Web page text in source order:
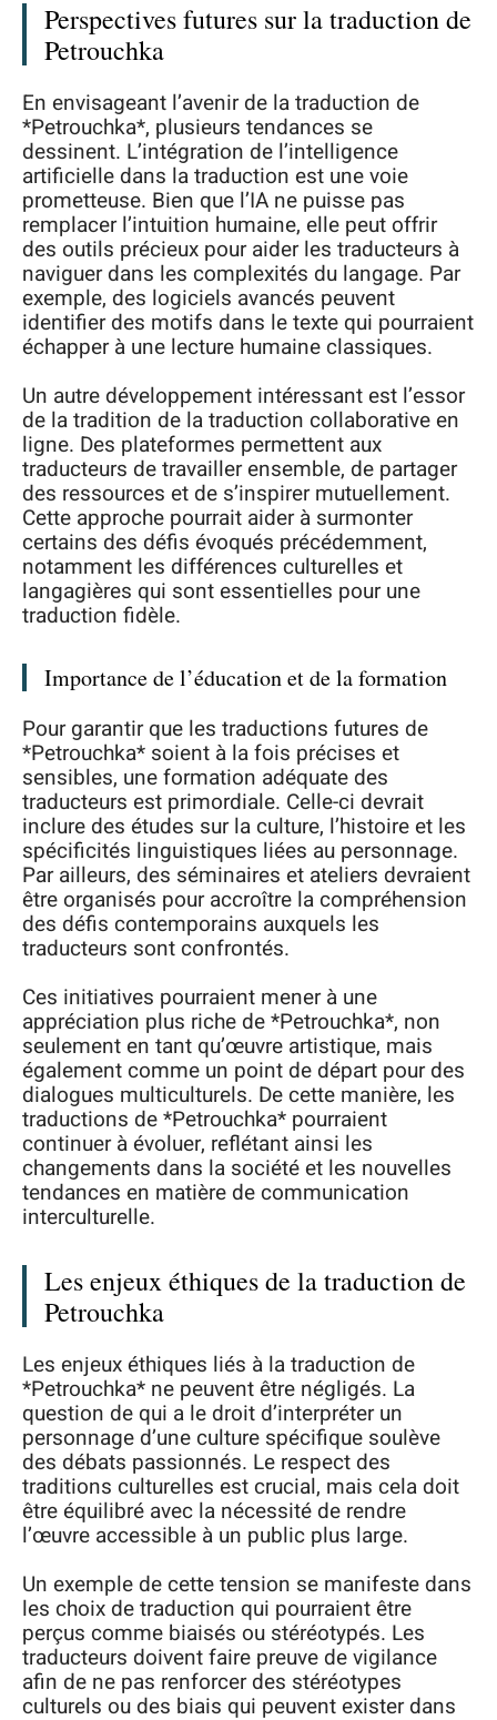
Perspectives futures sur la traduction de
Petrouchka
En envisageant l’avenir de la traduction de
*Petrouchka*, plusieurs tendances se
dessinent. L’intégration de l’intelligence
artificielle dans la traduction est une voie
prometteuse. Bien que l’IA ne puisse pas
remplacer l’intuition humaine, elle peut offrir
des outils précieux pour aider les traducteurs à
naviguer dans les complexités du langage. Par
exemple, des logiciels avancés peuvent
identifier des motifs dans le texte qui pourraient
échapper à une lecture humaine classiques.
Un autre développement intéressant est l’essor
de la tradition de la traduction collaborative en
ligne. Des plateformes permettent aux
traducteurs de travailler ensemble, de partager
des ressources et de s’inspirer mutuellement.
Cette approche pourrait aider à surmonter
certains des défis évoqués précédemment,
notamment les différences culturelles et
langagières qui sont essentielles pour une
traduction fidèle.
Importance de l’éducation et de la formation
Pour garantir que les traductions futures de
*Petrouchka* soient à la fois précises et
sensibles, une formation adéquate des
traducteurs est primordiale. Celle-ci devrait
inclure des études sur la culture, l’histoire et les
spécificités linguistiques liées au personnage.
Par ailleurs, des séminaires et ateliers devraient
être organisés pour accroître la compréhension
des défis contemporains auxquels les
traducteurs sont confrontés.
Ces initiatives pourraient mener à une
appréciation plus riche de *Petrouchka*, non
seulement en tant qu’œuvre artistique, mais
également comme un point de départ pour des
dialogues multiculturels. De cette manière, les
traductions de *Petrouchka* pourraient
continuer à évoluer, reflétant ainsi les
changements dans la société et les nouvelles
tendances en matière de communication
interculturelle.
Les enjeux éthiques de la traduction de
Petrouchka
Les enjeux éthiques liés à la traduction de
*Petrouchka* ne peuvent être négligés. La
question de qui a le droit d’interpréter un
personnage d’une culture spécifique soulève
des débats passionnés. Le respect des
traditions culturelles est crucial, mais cela doit
être équilibré avec la nécessité de rendre
l’œuvre accessible à un public plus large.
Un exemple de cette tension se manifeste dans
les choix de traduction qui pourraient être
perçus comme biaisés ou stéréotypés. Les
traducteurs doivent faire preuve de vigilance
afin de ne pas renforcer des stéréotypes
culturels ou des biais qui peuvent exister dans